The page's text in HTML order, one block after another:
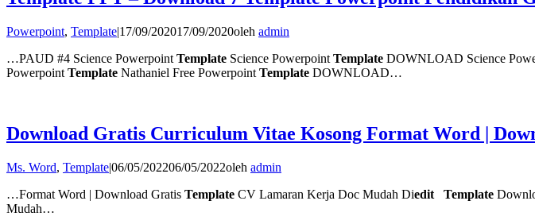
Powerpoint, Template|17/09/202017/09/2020oleh admin
…PAUD #4 Science Powerpoint Template Science Powerpoint Template DOWNLOAD Science
Powerpoint Template Nathaniel Free Powerpoint Template DOWNLOAD…
Download Gratis Curriculum Vitae Kosong Format Word |
Ms. Word, Template|06/05/202206/05/2022oleh admin
…Format Word | Download Gratis Template CV Lamaran Kerja Doc Mudah Diedit Template
Mudah…